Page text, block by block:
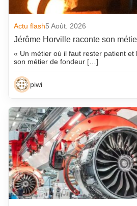
Actu flash5 Août. 2026
Jérôme Horville raconte son
« Un métier où il faut rester patient et
son métier de fondeur […]
piwi